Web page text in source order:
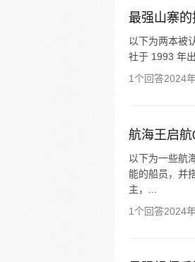
最强山寨的
以下为两本被
社于 1993 年
1个回答2024
航海王启
以下为一些航
能的船员，并
主，...
1个回答2024